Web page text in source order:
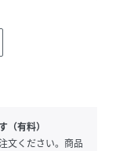
有料）
文ください。商品